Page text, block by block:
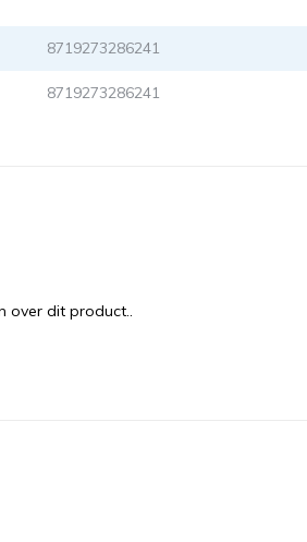
8719273286241
8719273286241
over dit product..